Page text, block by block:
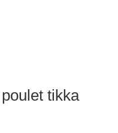
tikka